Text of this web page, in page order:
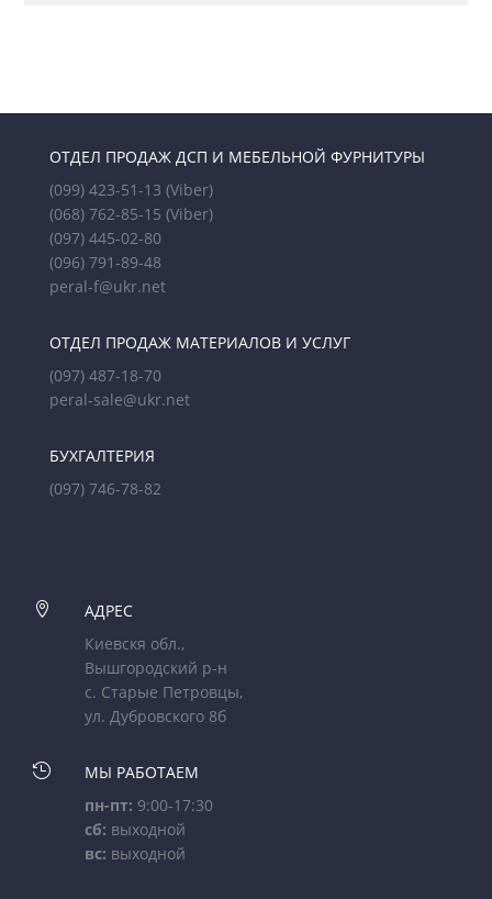
ОТДЕЛ ПРОДАЖ ДСП И МЕБЕЛЬНОЙ ФУРНИТУРЫ
(099) 423-51-13 (Viber)
(068) 762-85-15 (Viber)
(097) 445-02-80
(096) 791-89-48
peral-f@ukr.net
ОТДЕЛ ПРОДАЖ МАТЕРИАЛОВ И УСЛУГ
(097) 487-18-70
peral-sale@ukr.net
БУХГАЛТЕРИЯ
(097) 746-78-82

АДРЕС
Киевскя обл.,
Вышгородский р-н
с. Старые Петровцы,
ул. Дубровского 8б

МЫ РАБОТАЕМ
пн-пт: 9:00-17:30
сб: выходной
вс: выходной